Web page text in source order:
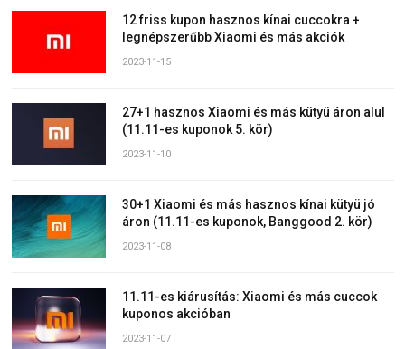
12 friss kupon hasznos kínai cuccokra +
legnépszerűbb Xiaomi és más akciók
2023-11-15
27+1 hasznos Xiaomi és más kütyü áron alul
(11.11-es kuponok 5. kör)
2023-11-10
30+1 Xiaomi és más hasznos kínai kütyü jó
áron (11.11-es kuponok, Banggood 2. kör)
2023-11-08
11.11-es kiárusítás: Xiaomi és más cuccok
kuponos akcióban
2023-11-07